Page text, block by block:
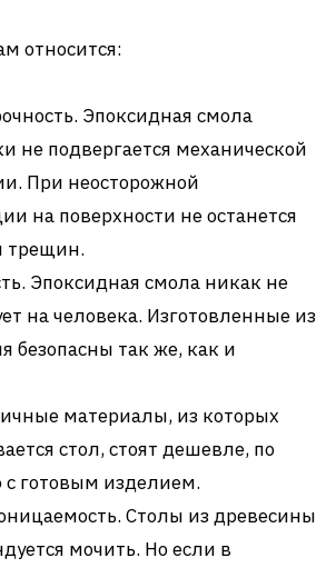
относится:
Эпоксидная смола
не подвергается механической
При неосторожной
на поверхности не останется
трещин.
Эпоксидная смола никак не
на человека. Изготовленные из
безопасны так же, как и
материалы, из которых
стол, стоят дешевле, по
готовым изделием.
Столы из древесины
мочить. Но если в